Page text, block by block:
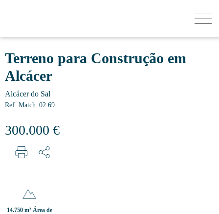
Terreno para Construção em
Alcácer
Alcácer do Sal
Ref. Match_02.69
300.000 €
14.750 m² Área de